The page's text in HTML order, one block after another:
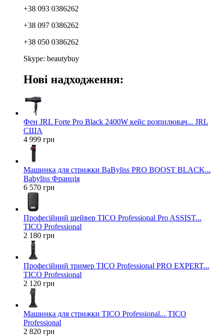
+38 093 0386262
+38 097 0386262
+38 050 0386262
Skype: beautybuy
Нові надходження:
Фен JRL Forte Pro Black 2400W кейс розпилювач... JRL
США
4 999 грн
Машинка для стрижки BaByliss PRO BOOST BLACK...
Babyliss Франція
6 570 грн
Професійний шейвер TICO Professional Pro ASSIST...
TICO Professional
2 180 грн
Професійний тример TICO Professional PRO EXPERT...
TICO Professional
2 120 грн
Машинка для стрижки TICO Professional... TICO
Professional
2 820 грн